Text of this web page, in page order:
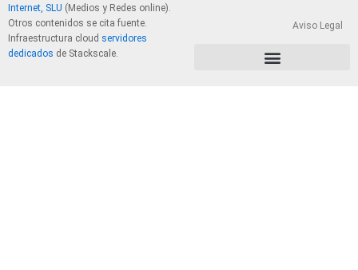
Internet, SLU (Medios y Redes online).
Otros contenidos se cita fuente.
Infraestructura cloud servidores
dedicados de Stackscale.
Aviso Legal